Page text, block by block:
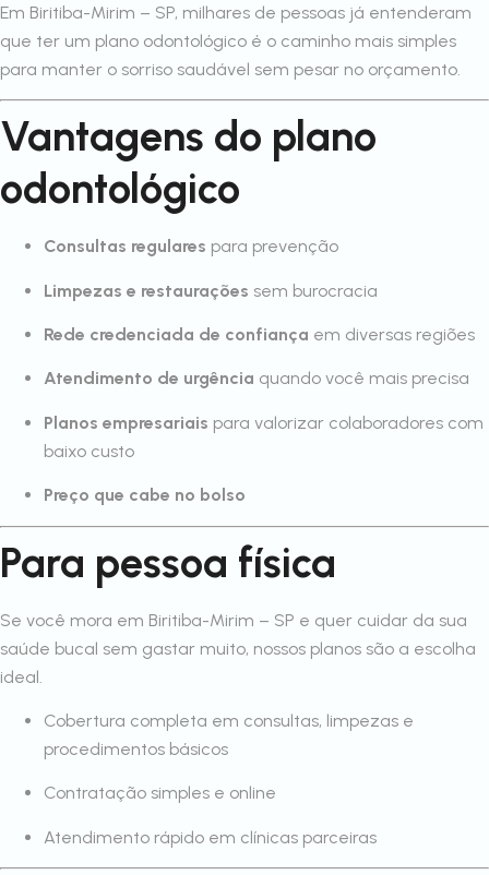
Em Biritiba-Mirim – SP, milhares de pessoas já entenderam
que ter um plano odontológico é o caminho mais simples
para manter o sorriso saudável sem pesar no orçamento.
Vantagens do plano
odontológico
Consultas regulares para prevenção
Limpezas e restaurações sem burocracia
Rede credenciada de confiança em diversas regiões
Atendimento de urgência quando você mais precisa
Planos empresariais para valorizar colaboradores com
baixo custo
Preço que cabe no bolso
Para pessoa física
Se você mora em Biritiba-Mirim – SP e quer cuidar da sua
saúde bucal sem gastar muito, nossos planos são a escolha
ideal.
Cobertura completa em consultas, limpezas e
procedimentos básicos
Contratação simples e online
Atendimento rápido em clínicas parceiras